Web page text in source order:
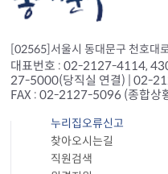
[02565]서울시 동대문구 천호대
대표번호 : 02-2127-4114,
27-5000(당직실 연결) | 02-
FAX : 02-2127-5096 (종합상
누리집오류신고
찾아오시는길
직원검색